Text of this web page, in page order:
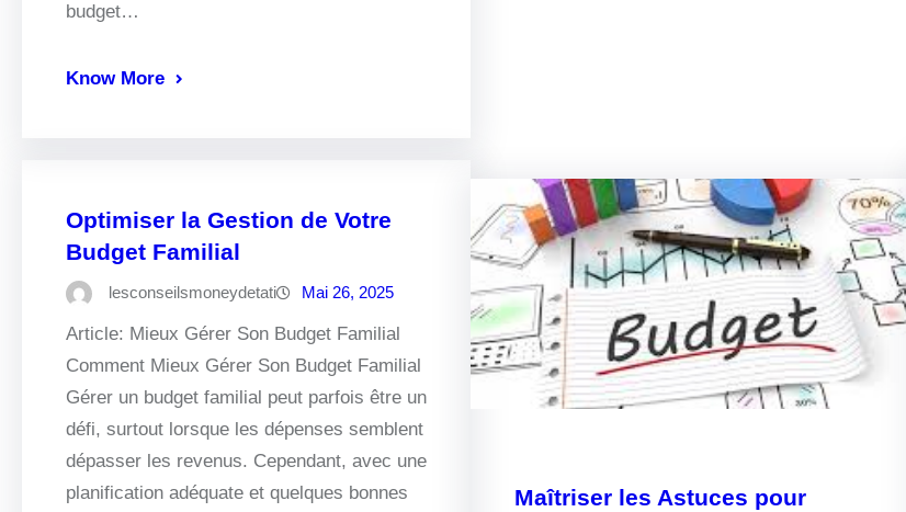
budget…
Know More
Optimiser la Gestion de Votre
Budget Familial
lesconseilsmoneydetati Mai 26, 2025
Article: Mieux Gérer Son Budget Familial
Comment Mieux Gérer Son Budget Familial
Gérer un budget familial peut parfois être un
défi, surtout lorsque les dépenses semblent
dépasser les revenus. Cependant, avec une
planification adéquate et quelques bonnes
Maîtriser les Astuces pour